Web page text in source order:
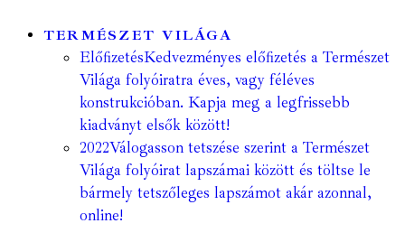
TERMÉSZET VILÁGA
ElőfizetésKedvezményes előfizetés a Természet
Világa folyóiratra éves, vagy féléves
konstrukcióban. Kapja meg a legfrissebb
kiadványt elsők között!
2022Válogasson tetszése szerint a Természet
Világa folyóirat lapszámai között és töltse le
bármely tetszőleges lapszámot akár azonnal,
online!